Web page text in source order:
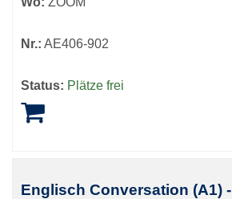
Nr.: AE406-902
Status: Plätze frei
Englisch Conversation (A1)